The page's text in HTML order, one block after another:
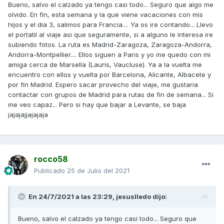
Bueno, salvo el calzado ya tengo casi todo... Seguro que algo me
olvido. En fin, esta semana y la que viene vacaciones con mis
hijos y el dia 3, salimos para Francia.... Ya os ire contando... Llevo
el portatil al viaje asi que seguramente, si a alguno le interesa ire
subiendo fotos. La ruta es Madrid-Zaragoza, Zaragoza-Andorra,
Andorra-Montpellier.... Ellos siguen a Paris y yo me quedo con mi
amiga cerca de Marsella (Lauris, Vaucluse). Ya a la vuelta me
encuentro con ellos y vuelta por Barcelona, Alicante, Albacete y
por fin Madrid. Espero sacar provecho del viaje, me gustaria
contactar con grupos de Madrid para rutas de fin de semana... Si
me veo capaz... Pero si hay que bajar a Levante, se baja
jajajajjajajaja
rocco58
Publicado 25 de Julio del 2021
En 24/7/2021 a las 23:29, jesuslledo dijo:
Bueno, salvo el calzado ya tengo casi todo... Seguro que